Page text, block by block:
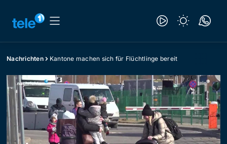
Nachrichten Kantone machen sich für Flüchtlinge bereit